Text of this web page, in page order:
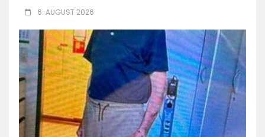
6. AUGUST 2026